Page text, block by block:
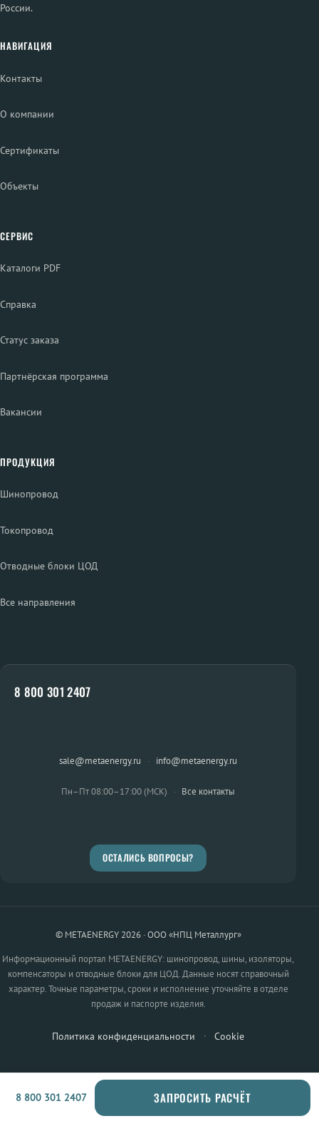
России.
НАВИГАЦИЯ
Контакты
О компании
Сертификаты
Объекты
СЕРВИС
Каталоги PDF
Справка
Статус заказа
Партнёрская программа
Вакансии
ПРОДУКЦИЯ
Шинопровод
Токопровод
Отводные блоки ЦОД
Все направления
8 800 301 2407
sale@metaenergy.ru · info@metaenergy.ru
Пн–Пт 08:00–17:00 (МСК) · Все контакты
ОСТАЛИСЬ ВОПРОСЫ?
© METAENERGY 2026 · ООО «НПЦ Металлург»
Информационный портал METAENERGY: шинопровод, шины, изоляторы,
компенсаторы и отводные блоки для ЦОД. Данные носят справочный
характер. Точные параметры, сроки и исполнение уточняйте в отделе
продаж и паспорте изделия.
Политика конфиденциальности · Cookie
8 800 301 2407 ЗАПРОСИТЬ РАСЧЁТ